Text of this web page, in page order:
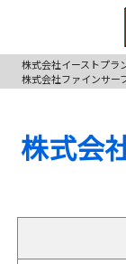
株式会社イーストプラ
株式会社ファインサー
株式会